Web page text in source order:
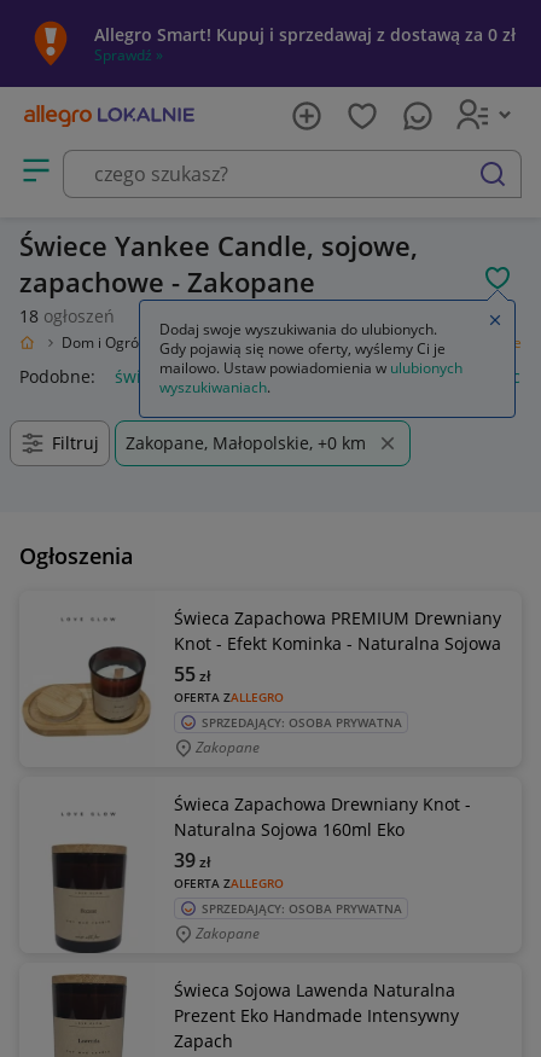
Allegro Smart! Kupuj i sprzedawaj z dostawą za 0 zł
Sprawdź »
Otwórz menu z kategoriami
szukaj
Świece Yankee Candle, sojowe,
zapachowe - Zakopane
18 ogłoszeń
Dom i Ogród Wyposażenie Świece i zapachy do domu Świece
Podobne: świece zapłonowe świece sojowe świece
Filtruj Zakopane, Małopolskie, +0 km
Ogłoszenia
Świeca Zapachowa PREMIUM Drewniany
Knot - Efekt Kominka - Naturalna Sojowa
OFERTA ZALLEGRO
55zł
SPRZEDAJĄCY: OSOBA PRYWATNA
Zakopane
Świeca Zapachowa Drewniany Knot -
Naturalna Sojowa 160ml Eko
OFERTA ZALLEGRO
39zł
SPRZEDAJĄCY: OSOBA PRYWATNA
Zakopane
Świeca Sojowa Lawenda Naturalna
Prezent Eko Handmade Intensywny
Zapach
Dodaj swoje wyszukiwania do ulubionych.
Gdy pojawią się nowe oferty, wyślemy Ci je
mailowo. Ustaw powiadomienia w ulubionych
wyszukiwaniach.